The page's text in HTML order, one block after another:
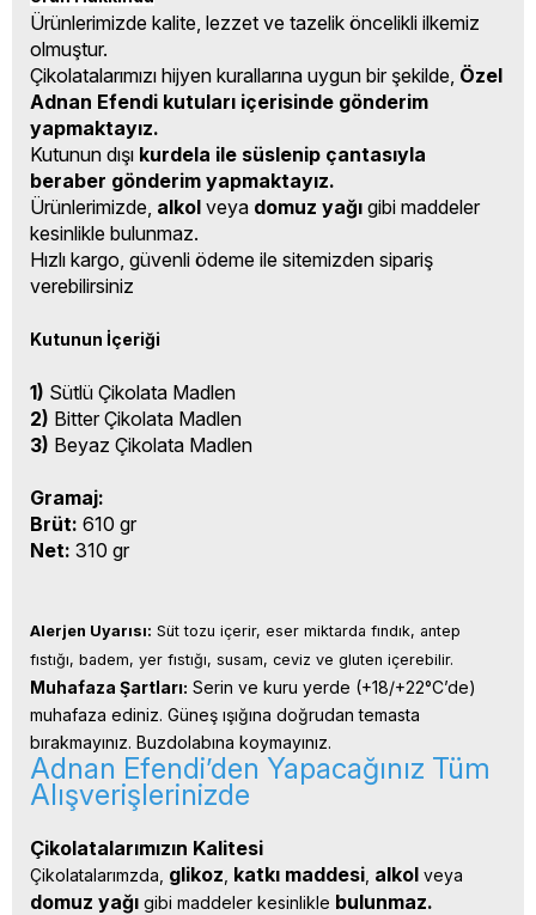
Ürünlerimizde kalite, lezzet ve tazelik öncelikli ilkemiz
olmuştur.
Çikolatalarımızı hijyen kurallarına uygun bir şekilde, Özel
Adnan Efendi kutuları içerisinde gönderim
yapmaktayız.
Kutunun dışı kurdela ile süslenip çantasıyla
beraber gönderim yapmaktayız.
Ürünlerimizde, alkol veya domuz yağı gibi maddeler
kesinlikle bulunmaz.
Hızlı kargo, güvenli ödeme ile sitemizden sipariş
verebilirsiniz
Kutunun İçeriği
1) Sütlü Çikolata Madlen
2) Bitter Çikolata Madlen
3) Beyaz Çikolata Madlen
Gramaj:
Brüt: 610 gr
Net: 310 gr
Alerjen Uyarısı: Süt tozu içerir, eser miktarda fındık, antep
fıstığı, badem, yer fıstığı, susam, ceviz ve gluten içerebilir.
Muhafaza Şartları: Serin ve kuru yerde (+18/+22°C’de)
muhafaza ediniz. Güneş ışığına doğrudan temasta
bırakmayınız. Buzdolabına koymayınız.
Adnan Efendi’den Yapacağınız Tüm
Alışverişlerinizde
Çikolatalarımızın Kalitesi
Çikolatalarımzda, glikoz katkı maddesi alkol
domuz yağı gibi maddeler kesinlikle bulunmaz.